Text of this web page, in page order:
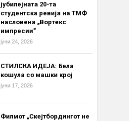
јубилејната 20-та
студентска ревија на ТМФ
насловена „Вортекс
импресии“
јуни 24, 2026
СТИЛСКА ИДЕЈА: Бела
кошула со машки крој
јуни 17, 2026
Филмот „Скејтбордингот не